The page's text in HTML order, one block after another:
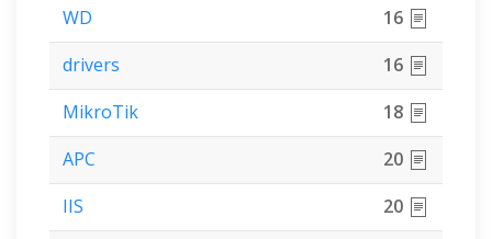
WD
16
drivers
16
MikroTik
18
APC
20
IIS
20